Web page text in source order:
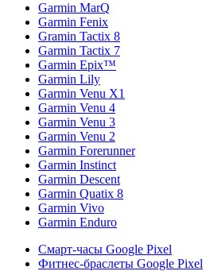
Garmin MarQ
Garmin Fenix
Gramin Tactix 8
Garmin Tactix 7
Garmin Epix™
Garmin Lily
Garmin Venu X1
Garmin Venu 4
Garmin Venu 3
Garmin Venu 2
Garmin Forerunner
Garmin Instinct
Garmin Descent
Garmin Quatix 8
Garmin Vivo
Garmin Enduro
Смарт-часы Google Pixel
Фитнес-браслеты Google Pixel